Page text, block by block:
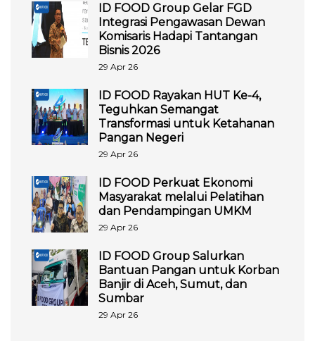
ID FOOD Group Gelar FGD
Integrasi Pengawasan Dewan
Komisaris Hadapi Tantangan
Bisnis 2026
29 Apr 26
ID FOOD Rayakan HUT Ke-4,
Teguhkan Semangat
Transformasi untuk Ketahanan
Pangan Negeri
29 Apr 26
ID FOOD Perkuat Ekonomi
Masyarakat melalui Pelatihan
dan Pendampingan UMKM
29 Apr 26
ID FOOD Group Salurkan
Bantuan Pangan untuk Korban
Banjir di Aceh, Sumut, dan
Sumbar
29 Apr 26